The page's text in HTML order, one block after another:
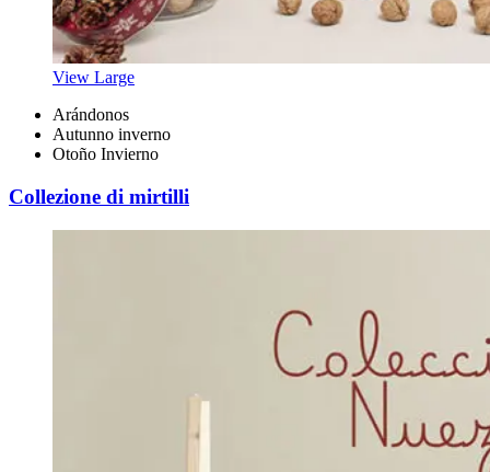
View Large
Arándonos
Autunno inverno
Otoño Invierno
Collezione di mirtilli